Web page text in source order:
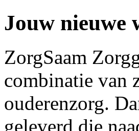
Jouw nieuwe
ZorgSaam
combinatie van
ouderenzorg.
geleverd die